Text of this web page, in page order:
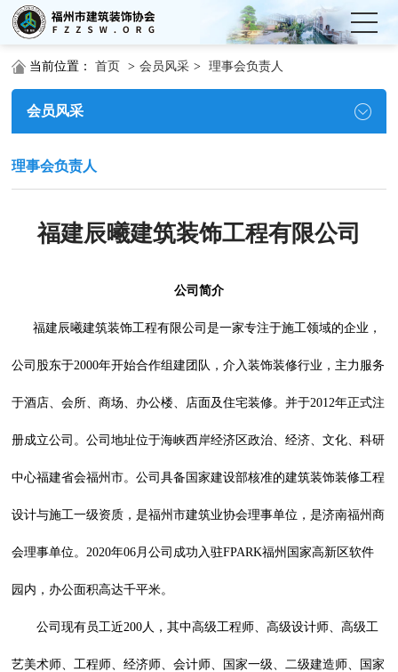
当前位置：首页 > 会员风采 > 理事会负责人
会员风采
理事会负责人
福建辰曦建筑装饰工程有限公司
公司简介
福建辰曦建筑装饰工程有限公司是一家专注于施工领域的企业，
公司股东于2000年开始合作组建团队，介入装饰装修行业，主力服务
于酒店、会所、商场、办公楼、店面及住宅装修。并于2012年正式注
册成立公司。公司地址位于海峡西岸经济区政治、经济、文化、科研
中心福建省会福州市。公司具备国家建设部核准的建筑装饰装修工程
设计与施工一级资质，是福州市建筑业协会理事单位，是济南福州商
会理事单位。2020年06月公司成功入驻FPARK福州国家高新区软件
园内，办公面积高达千平米。
公司现有员工近200人，其中高级工程师、高级设计师、高级工
艺美术师、工程师、经济师、会计师、国家一级、二级建造师、国家